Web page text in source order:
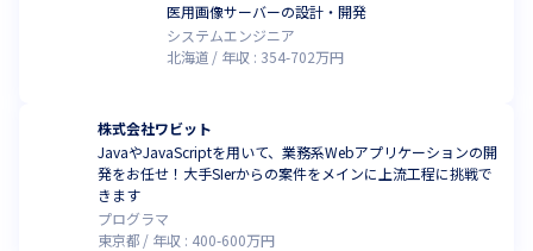
医用画像サーバーの設計・開発
システムエンジニア
北海道
年収 : 354-702万円
株式会社ワビット
JavaやJavaScriptを用いて、業務系Webアプリケーションの開
発をお任せ！大手SIerからの案件をメインに上流工程に挑戦で
きます
プログラマ
東京都
年収 : 400-600万円